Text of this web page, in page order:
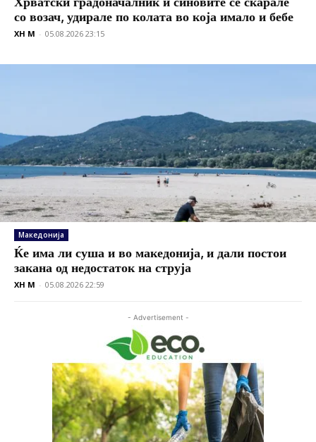
со возач, удирале по колата во која имало и бебе
XH M - 05.08.2026 23:15
Македонија
Ќе има ли суша и во македонија, и дали постои
закана од недостаток на струја
XH M - 05.08.2026 22:59
- Advertisement -